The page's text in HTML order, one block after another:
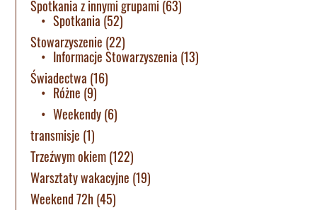
Spotkania z innymi grupami (63)
Spotkania (52)
Stowarzyszenie (22)
Informacje Stowarzyszenia (13)
Świadectwa (16)
Różne (9)
Weekendy(6)
transmisje (1)
Trzeźwym okiem(122)
Warsztaty wakacyjne (19)
Weekend 72h(45)